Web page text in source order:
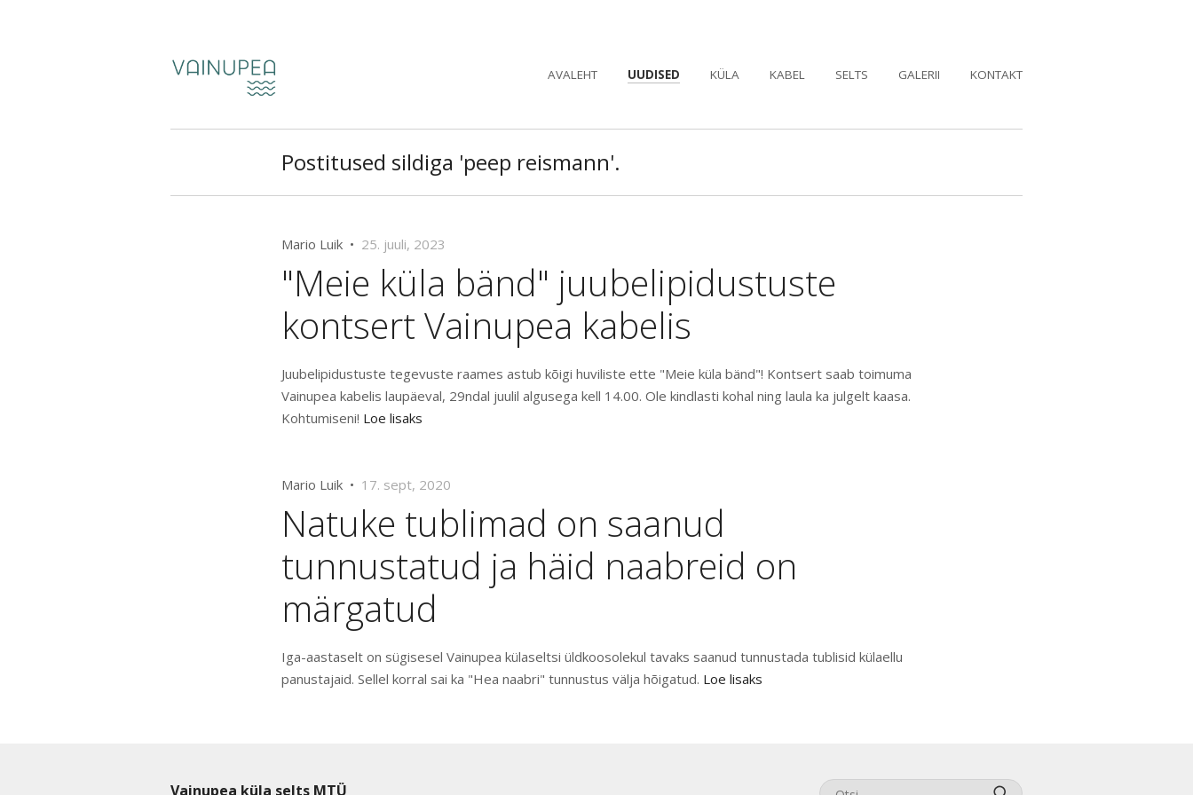
AVALEHT UUDISED KÜLA KABEL SELTS GALERII KONTAKT
Postitused sildiga 'peep reismann'.
Mario Luik • 25. juuli, 2023
"Meie küla bänd" juubelipidustuste
kontsert Vainupea kabelis
Juubelipidustuste tegevuste raames astub kõigi huviliste ette "Meie küla bänd"! Kontsert saab toimuma
Vainupea kabelis laupäeval, 29ndal juulil algusega kell 14.00. Ole kindlasti kohal ning laula ka julgelt kaasa.
Kohtumiseni! Loe lisaks
Mario Luik • 17. sept, 2020
Natuke tublimad on saanud
tunnustatud ja häid naabreid on
märgatud
Iga-aastaselt on sügisesel Vainupea külaseltsi üldkoosolekul tavaks saanud tunnustada tublisid külaellu
panustajaid. Sellel korral sai ka "Hea naabri" tunnustus välja hõigatud. Loe lisaks
Vainupea küla selts MTÜ